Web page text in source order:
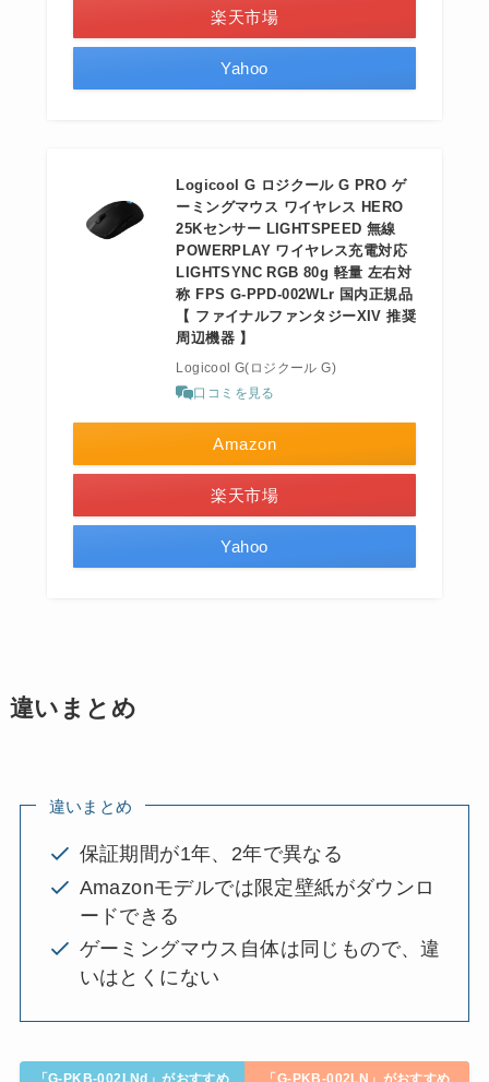
楽天市場
Yahoo
Logicool G ロジクール G PRO ゲ
ーミングマウス ワイヤレス HERO
25Kセンサー LIGHTSPEED 無線
POWERPLAY ワイヤレス充電対応
LIGHTSYNC RGB 80g 軽量 左右対
称 FPS G-PPD-002WLr 国内正規品
【 ファイナルファンタジーXIV 推奨
周辺機器 】
Logicool G(ロジクール G)
口コミを見る
Amazon
楽天市場
Yahoo
違いまとめ
違いまとめ
保証期間が1年、2年で異なる
Amazonモデルでは限定壁紙がダウンロ
ードできる
ゲーミングマウス自体は同じもので、違
いはとくにない
「G-PKB-002LNd」がおすすめ 「G-PKB-002LN」がおすすめ